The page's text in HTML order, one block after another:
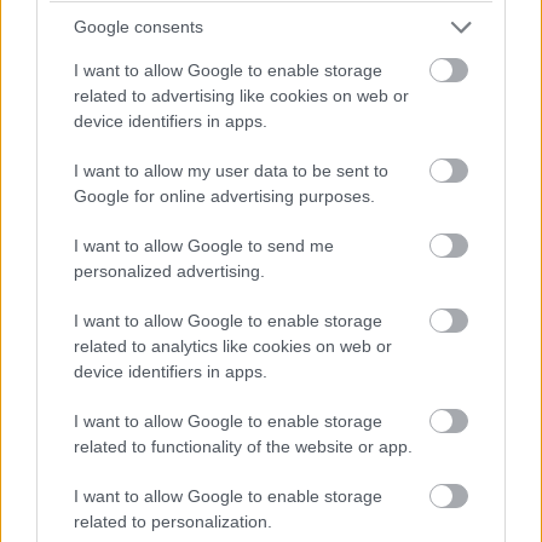
Google consents
I want to allow Google to enable storage
related to advertising like cookies on web or
device identifiers in apps.
I want to allow my user data to be sent to
Google for online advertising purposes.
I want to allow Google to send me
personalized advertising.
I want to allow Google to enable storage
related to analytics like cookies on web or
device identifiers in apps.
I want to allow Google to enable storage
related to functionality of the website or app.
I want to allow Google to enable storage
related to personalization.
Balogh Tamás
15 napja
Herta újra beülhet a Cadillacbe a Hungaroringen
Újabb vendégszereplőt jelentettek be az F1-es Magyar Nagydíj
pénteki első szabadedzésére: Colton Herta kap lehetőséget
ismét a Cadillacnél. Az amerikai versenyzőnek ez lesz a második
részvétele FP1-en 2026-ban, előzőleg Barcelonában
vezethetett, most pedig Valtteri Bottas autóját foglalhatja el az
első 60 perces gyakorlás során.
Formula-1 lebegett célként a szeme előtt. Az F1-ben újonnan
beszálló Cadillac lehetőséget kínált neki, hogy elinduljon az